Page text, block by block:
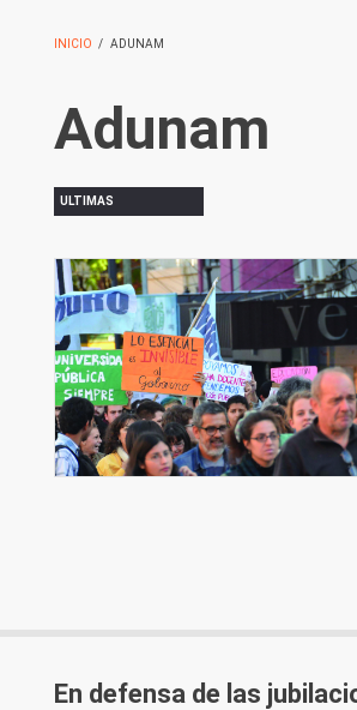
INICIO / ADUNAM
Adunam
ULTIMAS
En defensa de las